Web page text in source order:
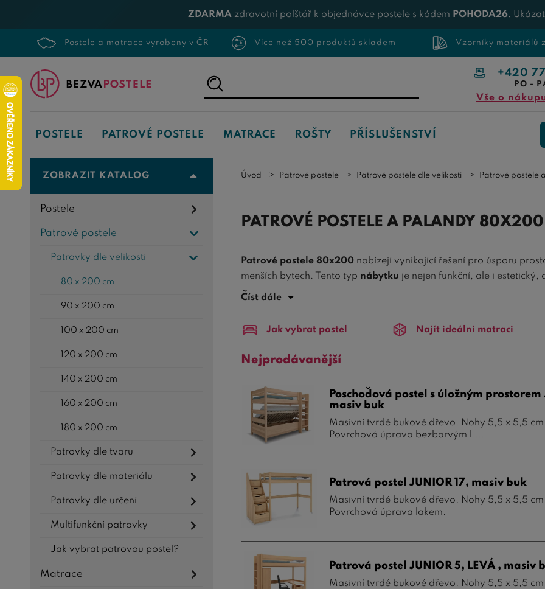
ZDARMA zdravotní polštář k objednávce postele s kódem POHODA26. Ukázat
Postele a matrace vyrobeny v ČR Více než 500 produktů skladem Vzorníky materiálů
Napište,
co
hledáte...
+420
PO -
Vše o
POSTELE PATROVÉ POSTELE MATRACE ROŠTY PŘÍSLUŠENSTVÍ
Úvod Patrové postele Patrové postele dle velikosti Patrové postele
PATROVÉ POSTELE A PALANDY
Patrové postele 80x200 nabízejí vynikající řešení pro úsporu
menších bytech. Tento typ nábytku je nejen funkční, ale i
patrové postele
Patrové postele, často označované také jakopalandyči
spaní.
Jestliže se snažíte maximalizovat užitnou plochu
v pokoji, naše
standardním jednolůžkovým postelím ušetříte spoustu místa,
nebo prostě na volnou plochu pro hraní a odpočinek.
Bezpečnost
je dalším nezbytným parametrem našich patrových
pevná, což minimalizuje riziko pádu. Některé z našich modelů jsou
protiskluzovým povrchem.
Nyní nemusíte dělat kompromisy mezidesignem afunkčností .
umožní vybrat si model, který bude odpovídat vašim estetickým i
Číst dále
Jak vybrat postel Najít ideální matraci
Nejprodávanější
Poschoďová postel s úložným
masiv buk
Masivní tvrdé bukové dřevo. Nohy 5,5 x 5,5
Povrchová úprava bezbarvým l ...
Patrová postel JUNIOR 17, masiv buk
Masivní tvrdé bukové dřevo. Nohy 5,5 x 5,5
Povrchová úprava lakem.
Patrová postel JUNIOR 5, LEVÁ , masiv
Masivní tvrdé bukové dřevo. Nohy 5,5 x 5,5
ZOBRAZIT KATALOG
Postele
Patrové postele
Patrovky dle velikosti
80 x 200 cm
90 x 200 cm
100 x 200 cm
120 x 200 cm
140 x 200 cm
160 x 200 cm
180 x 200 cm
Patrovky dle tvaru
Patrovky dle materiálu
Patrovky dle určení
Multifunkční patrovky
Jak vybrat patrovou postel?
Matrace